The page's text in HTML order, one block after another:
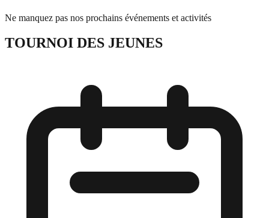
Ne manquez pas nos prochains événements et activités
TOURNOI DES JEUNES